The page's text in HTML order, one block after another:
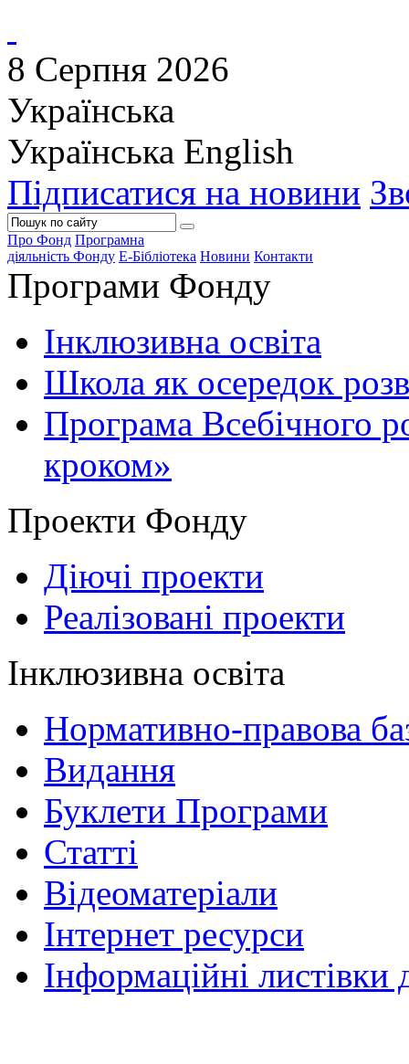
8 Серпня 2026
Українська
Українська English
Підписатися на новини
Про Фонд Програмна
діяльність Фонду Е-Бібліотека Новини Контакти
Програми Фонду
Інклюзивна освіта
Школа як осередок
Програма Всебічного
кроком»
Проекти Фонду
Діючі проекти
Реалізовані проекти
Інклюзивна освіта
Нормативно-правова
Видання
Буклети Програми
Статті
Відеоматеріали
Інтернет ресурси
Інформаційні листівки